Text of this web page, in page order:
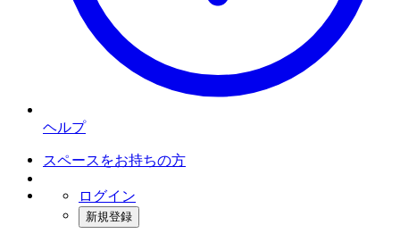
ヘルプ
スペースをお持ちの方
ログイン
新規登録